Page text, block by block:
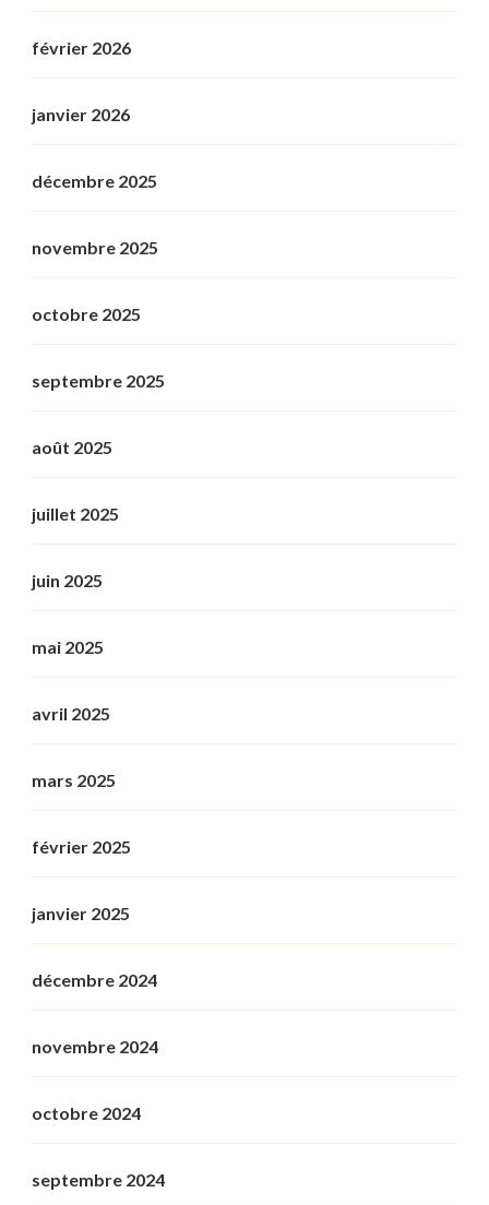
février 2026
janvier 2026
décembre 2025
novembre 2025
octobre 2025
septembre 2025
août 2025
juillet 2025
juin 2025
mai 2025
avril 2025
mars 2025
février 2025
janvier 2025
décembre 2024
novembre 2024
octobre 2024
septembre 2024